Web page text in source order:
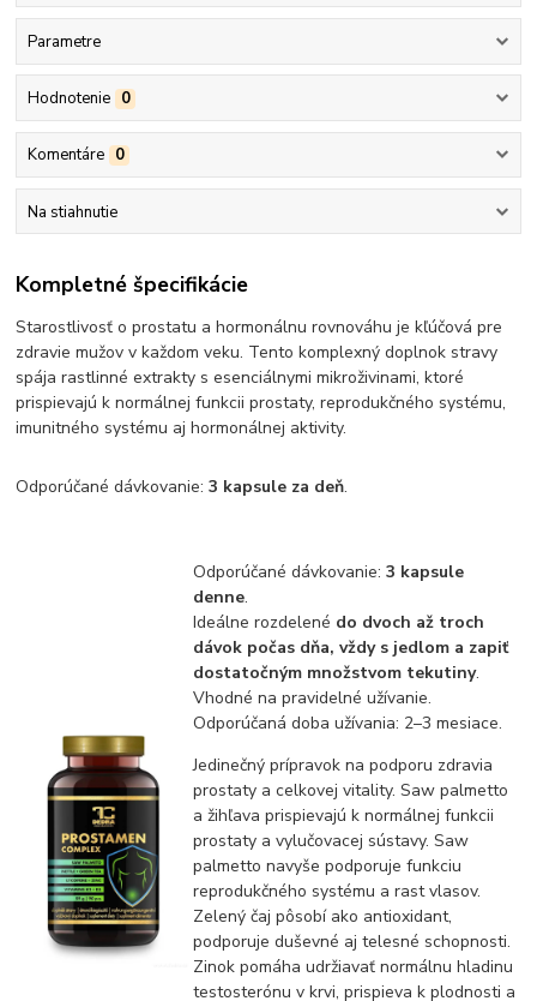
Parametre
Hodnotenie 0
Komentáre 0
Na stiahnutie
Kompletné špecifikácie
Starostlivosť o prostatu a hormonálnu rovnováhu je kľúčová pre
zdravie mužov v každom veku. Tento komplexný doplnok stravy
spája rastlinné extrakty s esenciálnymi mikroživinami, ktoré
prispievajú k normálnej funkcii prostaty, reprodukčného systému,
imunitného systému aj hormonálnej aktivity.
Odporúčané dávkovanie:3 kapsule za deň.
Odporúčané dávkovanie:3 kapsule
denne.
Ideálne rozdelené do dvoch až troch
dávok počas dňa, vždy s jedlom a zapiť
dostatočným množstvom tekutiny.
Vhodné na pravidelné užívanie.
Odporúčaná doba užívania: 2–3 mesiace.
Jedinečný prípravok na podporu zdravia
prostaty a celkovej vitality. Saw palmetto
a žihľava prispievajú k normálnej funkcii
prostaty a vylučovacej sústavy. Saw
palmetto navyše podporuje funkciu
reprodukčného systému a rast vlasov.
Zelený čaj pôsobí ako antioxidant,
podporuje duševné aj telesné schopnosti.
Zinok pomáha udržiavať normálnu hladinu
testosterónu v krvi, prispieva k plodnosti a